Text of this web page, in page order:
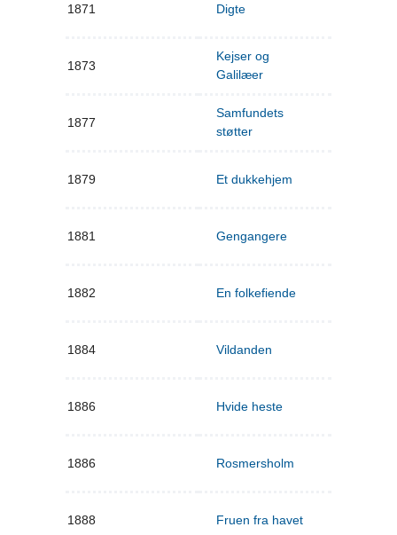
1871 Digte
1873
Kejser og
Galilæer
1877
Samfundets
støtter
1879 Et dukkehjem
1881 Gengangere
1882 En folkefiende
1884 Vildanden
1886 Hvide heste
1886 Rosmersholm
1888 Fruen fra havet